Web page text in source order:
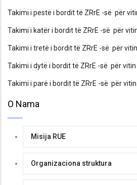
Takimi i pestë i bordit të ZRrE -së për
Takimi i katër i bordit të ZRrE -së për
Takimi i tretë i bordit të ZRrE -së për
Takimi i dytë i bordit të ZRrE -së për
Takimi i parë i bordit të ZRrE -së për
O Nama
Misija RUE
Organizaciona struktura